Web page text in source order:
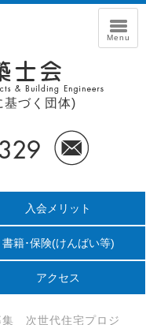
基づく団体)
入会メリット
書籍･保険(けんばい等)
アクセス
集 次世代住宅プロジ